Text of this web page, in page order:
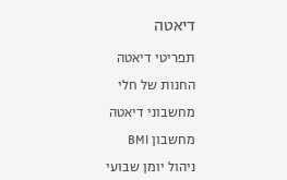
דיאטה
תפריטי דיאטה
החנות של חלי
מחשבוני דיאטה
מחשבון BMI
ניהול יומן שבועי